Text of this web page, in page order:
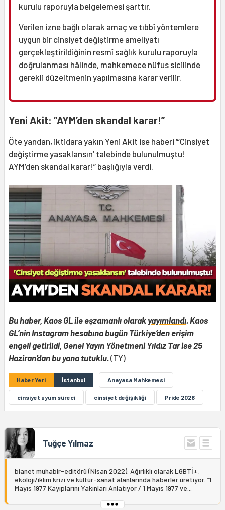
kurulu raporuyla belgelemesi şarttır.
Verilen izne bağlı olarak amaç ve tıbbî yöntemlere
uygun bir cinsiyet değiştirme ameliyatı
gerçekleştirildiğinin resmî sağlık kurulu raporuyla
doğrulanması hâlinde, mahkemece nüfus sicilinde
gerekli düzeltmenin yapılmasına karar verilir.
Yeni Akit: “AYM’den skandal karar!”
Öte yandan, iktidara yakın Yeni Akit ise haberi “‘Cinsiyet
değiştirme yasaklansın’ talebinde bulunulmuştu!
AYM’den skandal karar!” başlığıyla verdi.
Bu haber, Kaos GL ile eşzamanlı olarak yayımlandı. Kaos
GL’nin Instagram hesabına bugün Türkiye’den erişim
engeli getirildi, Genel Yayın Yönetmeni Yıldız Tar ise 25
Haziran’dan bu yana tutuklu.(TY)
Haber Yeri İstanbul Anayasa Mahkemesi
cinsiyet uyum süreci cinsiyet değişikliği Pride 2026
Tuğçe Yılmaz
bianet muhabir-editörü (Nisan 2022). Ağırlıklı olarak LGBTİ+,
ekoloji/iklim krizi ve kültür-sanat alanlarında haberler üretiyor. “1
Mayıs 1977 Kayıplarını Yakınları Anlatıyor / 1 Mayıs 1977 ve...